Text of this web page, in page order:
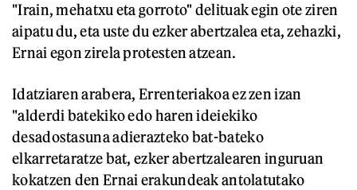
"Irain, mehatxu eta gorroto" delituak egin ote ziren
aipatu du, eta uste du ezker abertzalea eta, zehazki,
Ernai egon zirela protesten atzean.
Idatziaren arabera, Errenteriakoa ez zen izan
"alderdi batekiko edo haren ideiekiko
desadostasuna adierazteko bat-bateko
elkarretaratze bat, ezker abertzalearen inguruan
kokatzen den Ernai erakundeak antolatutako